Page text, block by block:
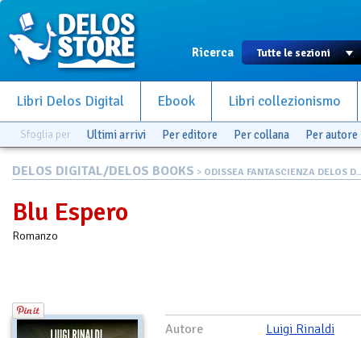
Ricerca
Libri Delos Digital Ebook Libri collezionismo
Sfoglia per Ultimi arrivi Per editore Per collana Per autore
DELOS DIGITAL/DELOS BOOKS > ODISSEA FANTASCIENZA DELOS
Blu Espero
Romanzo
Autore
Luigi Rinaldi